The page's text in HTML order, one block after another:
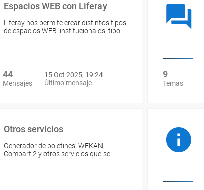
Espacios WEB con Liferay
Liferay nos permite crear distintos tipos
de espacios WEB: institucionales, tipo…
44
Mensajes
15 Oct 2025, 19:24
Último mensaje
9
Temas
Otros servicios
Generador de boletines, WEKAN,
Comparti2 y otros servicios que se…